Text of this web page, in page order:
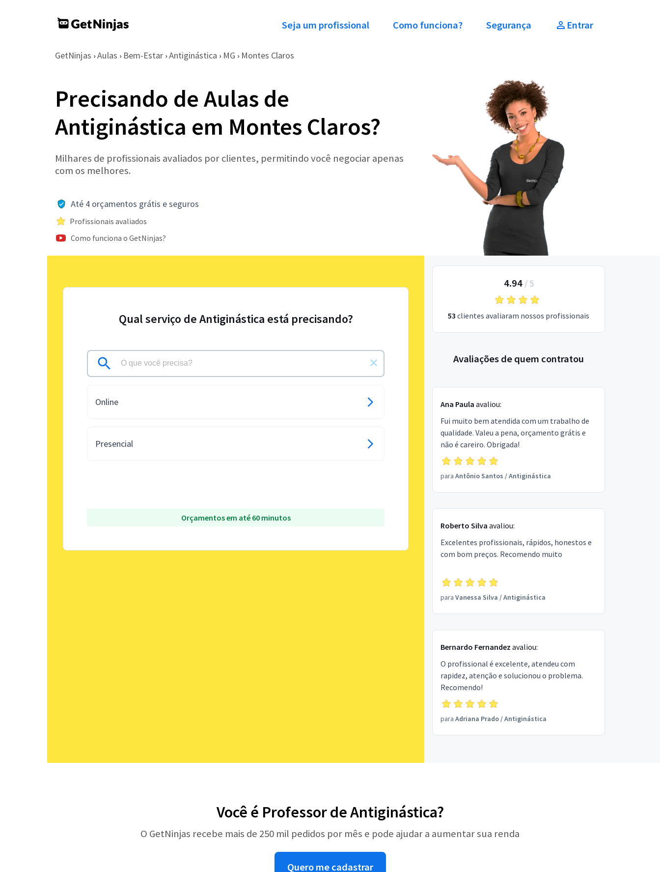
Seja um profissional Como funciona? Segurança Entrar
GetNinjas › Aulas › Bem-Estar › Antiginástica › MG › Montes Claros
Precisando de Aulas de
Antiginástica em Montes Claros?
Milhares de profissionais avaliados por clientes, permitindo você negociar apenas
com os melhores.
Até 4 orçamentos grátis e seguros
Profissionais avaliados
Como funciona o GetNinjas?
Qual serviço de Antiginástica está precisando?
Online
Presencial
Orçamentos em até 60 minutos
4.94/ 5
53 clientes avaliaram nossos profissionais
Avaliações de quem contratou
Ana Paula avaliou:
Fui muito bem atendida com um trabalho de
qualidade. Valeu a pena, orçamento grátis e
não é careiro. Obrigada!
para Antônio Santos /Antiginástica
Roberto Silva avaliou:
Excelentes profissionais, rápidos, honestos e
com bom preços. Recomendo muito
para Vanessa Silva /Antiginástica
Bernardo Fernandez avaliou:
O profissional é excelente, atendeu com
rapidez, atenção e solucionou o problema.
Recomendo!
para Adriana Prado/Antiginástica
Você é Professor de Antiginástica?
O GetNinjas recebe mais de 250 mil pedidos por mês e pode ajudar a aumentar sua renda
Quero me cadastrar